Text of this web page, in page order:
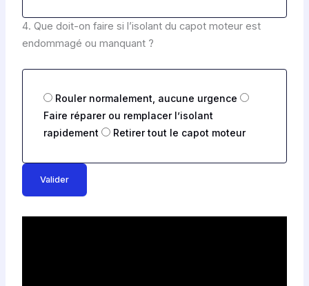
i
o
n
s
r
é
o
s
e
u
t
i
4. Que doit-on faire si l’isolant du capot moteur est
endommagé ou manquant ?
O
p
i
n
s
p
Rouler normalement, aucune urgence
Faire réparer ou remplacer l’isolant
rapidement
Retirer tout le capot moteur
Valider